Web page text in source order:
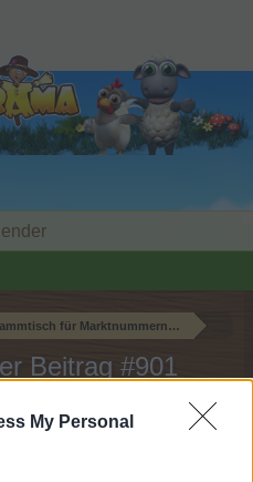
My Personal
für Marktnummernsucher XXI
Beitrag #901